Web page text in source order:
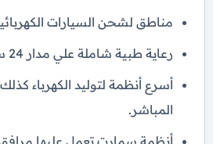
مناطق لشحن السيارات
رعاية طبية شاملة علي مدار 24 ساعة.
أسرع أنظمة لتوليد الكهرباء
المباشر.
أنظمة سمارت تعمل عليها مرافق